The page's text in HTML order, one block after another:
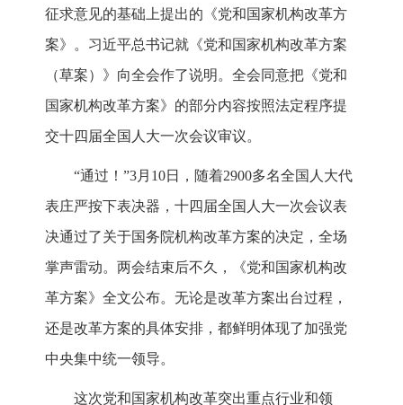
征求意见的基础上提出的《党和国家机构改革方
案》。习近平总书记就《党和国家机构改革方案
（草案）》向全会作了说明。全会同意把《党和
国家机构改革方案》的部分内容按照法定程序提
交十四届全国人大一次会议审议。
“通过！”3月10日，随着2900多名全国人大代
表庄严按下表决器，十四届全国人大一次会议表
决通过了关于国务院机构改革方案的决定，全场
掌声雷动。两会结束后不久，《党和国家机构改
革方案》全文公布。无论是改革方案出台过程，
还是改革方案的具体安排，都鲜明体现了加强党
中央集中统一领导。
这次党和国家机构改革突出重点行业和领